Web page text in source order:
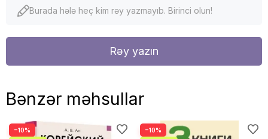
Burada hələ heç kim rəy yazmayıb. Birinci olun!
Rəy yazın
Bənzər məhsullar
−10% −10%